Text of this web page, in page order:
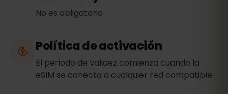
No es obligatorio
Política de activación
El periodo de validez comienza cuando la
eSIM se conecta a cualquier red compatible.